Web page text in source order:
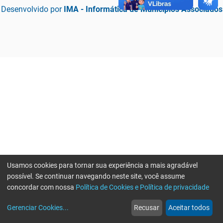
Desenvolvido por IMA - Informática de Municípios Associados
web
Notícias
more_horiz
Mais
Usamos cookies para tornar sua experiência a mais agradável
possível. Se continuar navegando neste site, você assume
concordar com nossa Política de Cookies e Política de privacidade
Gerenciar Cookies... Recusar Aceitar todos
Erro ao enviar informações, por favor tente novamente